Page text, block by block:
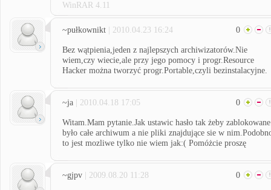
WinRAR 4.11
~pułkownikt | 2010.04.23 16:24 0
Bez wątpienia,jeden z najlepszych archiwizatorów.Nie
wiem,czy wiecie,ale przy jego pomocy i progr.Resource
Hacker można tworzyć progr.Portable,czyli bezinstalacyjne.
~ja | 2010.04.18 17:05 0
Witam.Mam pytanie.Jak ustawic hasło tak żeby zablokowane
było całe archiwum a nie pliki znajdujące sie w
to jest mozliwe tylko nie wiem jak:( Pomóżcie proszę
~gjpv | 2009.08.20 11:28 0